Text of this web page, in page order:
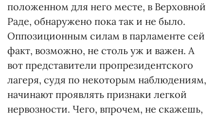
положенном для него месте, в Верховной
Раде, обнаружено пока так и не было.
Оппозиционным силам в парламенте сей
факт, возможно, не столь уж и важен. А
вот представители пропрезидентского
лагеря, судя по некоторым наблюдениям,
начинают проявлять признаки легкой
нервозности. Чего, впрочем, не скажешь,